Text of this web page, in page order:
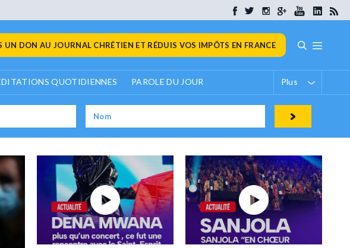
UN DON AU JOURNAL CHRÉTIEN ET RÉDUIS VOS IMPÔTS EN FRANCE
QUOTIDIENNES PAROLE DU JOUR Plus